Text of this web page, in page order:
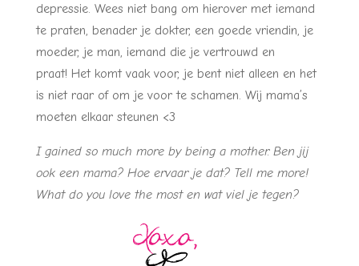
depressie. Wees niet bang om hierover met iemand
te praten, benader je dokter, een goede vriendin, je
moeder, je man, iemand die je vertrouwd en
praat! Het komt vaak voor, je bent niet alleen en het
is niet raar of om je voor te schamen. Wij mama’s
moeten elkaar steunen <3
I gained so much more by being a mother. Ben jij
ook een mama? Hoe ervaar je dat? Tell me more!
What do you love the most en wat viel je tegen?